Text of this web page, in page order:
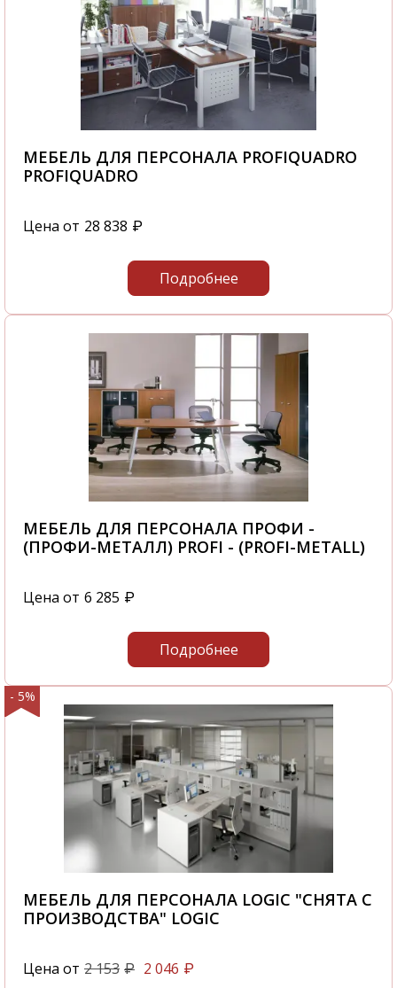
МЕБЕЛЬ ДЛЯ ПЕРСОНАЛА PROFIQUADRO
PROFIQUADRO
Цена от 28 838 ₽
Подробнее
МЕБЕЛЬ ДЛЯ ПЕРСОНАЛА ПРОФИ -
(ПРОФИ-МЕТАЛЛ) PROFI - (PROFI-METALL)
Цена от 6 285 ₽
Подробнее
- 5%
МЕБЕЛЬ ДЛЯ ПЕРСОНАЛА LOGIC "СНЯТА С
ПРОИЗВОДСТВА" LOGIC
Цена от 2 153 ₽ 2 046 ₽